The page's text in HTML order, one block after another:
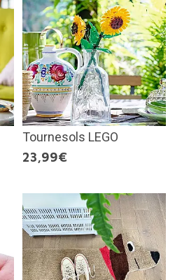
Tournesols LEGO
23,99€